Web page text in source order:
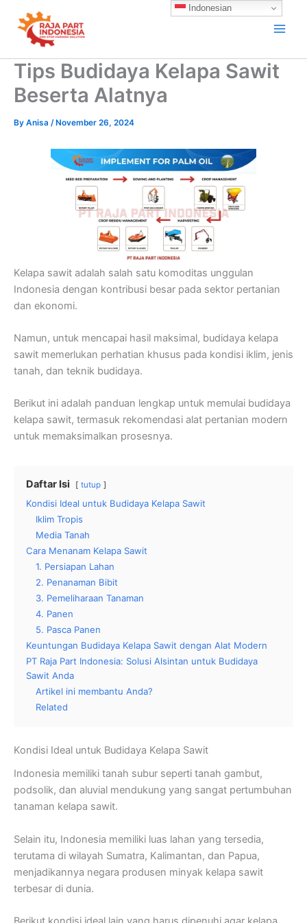
content
Tips Budidaya Kelapa Sawit
Beserta Alatnya
By Anisa /November 26, 2024
Kelapa sawit adalah salah satu komoditas unggulan
Indonesia dengan kontribusi besar pada sektor pertanian
dan ekonomi.
Namun, untuk mencapai hasil maksimal, budidaya kelapa
sawit memerlukan perhatian khusus pada kondisi iklim, jenis
tanah, dan teknik budidaya.
Berikut ini adalah panduan lengkap untuk memulai budidaya
kelapa sawit, termasuk rekomendasi alat pertanian modern
untuk memaksimalkan prosesnya.
Daftar Isi tutup
Kondisi Ideal untuk Budidaya Kelapa Sawit
Iklim Tropis
Media Tanah
Cara Menanam Kelapa Sawit
1. Persiapan Lahan
2. Penanaman Bibit
3. Pemeliharaan Tanaman
4. Panen
5. Pasca Panen
Keuntungan Budidaya Kelapa Sawit dengan Alat Modern
PT Raja Part Indonesia: Solusi Alsintan untuk Budidaya
Sawit Anda
Artikel ini membantu Anda?
Related
Kondisi Ideal untuk Budidaya Kelapa Sawit
Indonesia memiliki tanah subur seperti tanah gambut,
podsolik, dan aluvial mendukung yang sangat pertumbuhan
tanaman kelapa sawit.
Selain itu, Indonesia memiliki luas lahan yang tersedia,
terutama di wilayah Sumatra, Kalimantan, dan Papua,
menjadikannya negara produsen minyak kelapa sawit
terbesar di dunia.
Indonesian